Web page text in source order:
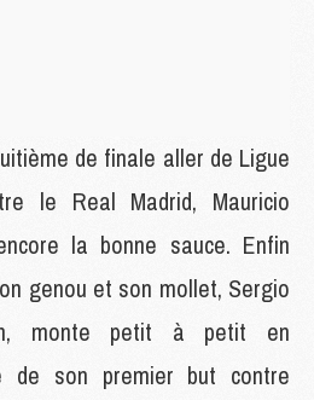
de finale aller de Ligue
le Real Madrid, Mauricio
la bonne sauce. Enfin
genou et son mollet, Sergio
monte petit à petit en
de son premier but contre